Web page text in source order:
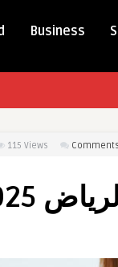
Business
115 Views
2025